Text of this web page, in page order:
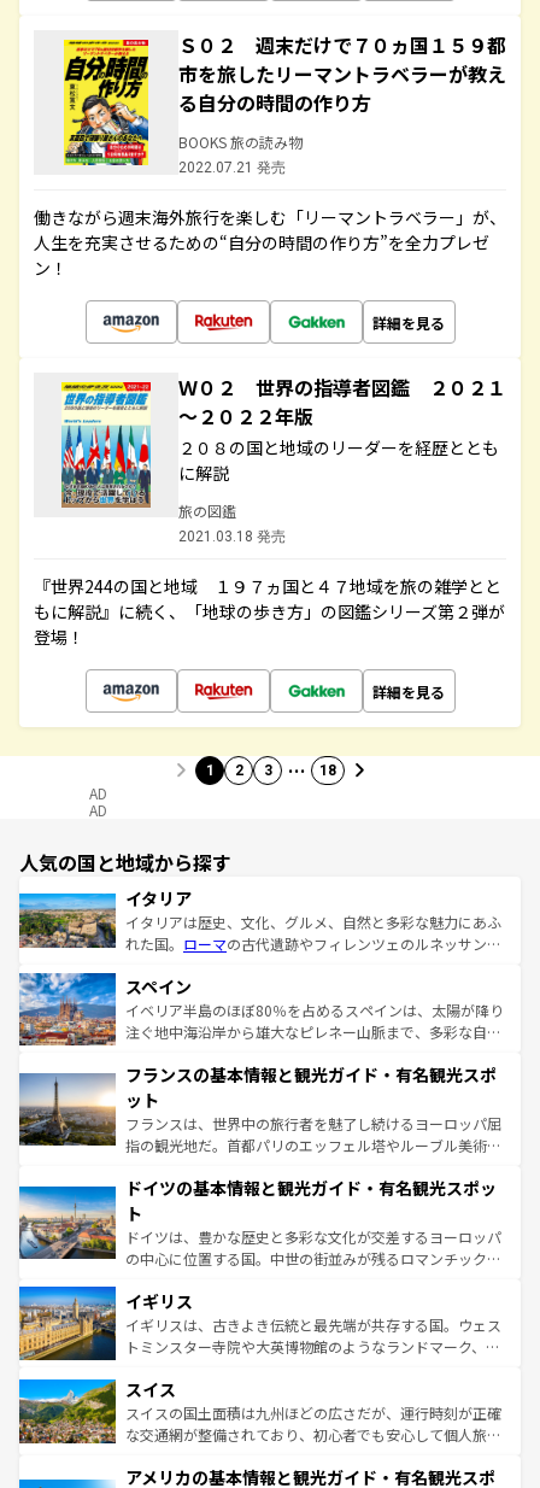
Ｓ０２ 週末だけで７０ヵ国１５９都
市を旅したリーマントラベラーが教え
る自分の時間の作り方
BOOKS 旅の読み物
2022.07.21 発売
働きながら週末海外旅行を楽しむ「リーマントラベラー」が、
人生を充実させるための“自分の時間の作り方”を全力プレゼ
ン！
詳細を見る
Ｗ０２ 世界の指導者図鑑 ２０２１
～２０２２年版
２０８の国と地域のリーダーを経歴ととも
に解説
旅の図鑑
2021.03.18 発売
『世界244の国と地域 １９７ヵ国と４７地域を旅の雑学とと
もに解説』に続く、「地球の歩き方」の図鑑シリーズ第２弾が
登場！
詳細を見る
1 2 3 … 18
AD
AD
人気の国と地域から探す
イタリア
イタリアは歴史、文化、グルメ、自然と多彩な魅力にあふ
れた国。 ローマの古代遺跡やフィレンツェのルネッサンス
ろん、トスカーナの美しい田園風景やアマルフィ海岸の絶
景など、自然景観も見逃せない。観光の合間には、本場の
ピザやパスタなど、絶品のイタリア料理を堪能することも
ませてくれるイタリアで、忘れられない旅をしてみよう！
なお、新着のイタリア情報は
しい。
スペイン
イベリア半島のほぼ80％を占めるスペインは、太陽が降り
注ぐ地中海沿岸から雄大なピレネー山脈まで、多彩な自然
文化が根付くこの国では、情熱的なフラメンコ、熱気あふ
れる闘牛、そして美味しいタパスが生活の一部となってい
る。首都マドリードの洗練された雰囲気や、バルセロナの
アートに溢れた街角から、地方では古代ローマ遺跡や中世
せる。地方によって風土や気候が異なるスペインはその個
ンテンツ一覧 を参照してほしい。
フランスの基本情報と観光ガイド・有名観光スポ
ット
フランスは、世界中の旅行者を魅了し続けるヨーロッパ屈
指の観光地だ。首都パリのエッフェル塔やルーブル美術館
で、幅広い魅力が詰まっている。華麗な宮殿、歴史的な大
聖堂、美しいビーチ、そして豊かな自然が、訪れる者を心
から魅了する。また、フランスは美食の国としても知ら
れ、フランス料理はユネスコ無形文化遺産にも登録されて
香り高いラベンダー畑など、多彩な楽しみ方が可能だ。さ
らに、パリ以外の地域にも魅力が溢れており、どの街角に
も豊かな歴史と文化が息づいている。パリ以外の個性あふ
を参照してほしい。
ドイツの基本情報と観光ガイド・有名観光スポッ
ト
ドイツは、豊かな歴史と多彩な文化が交差するヨーロッパ
の中心に位置する国。中世の街並みが残るロマンチック街
顔を持つこの国は、どこを歩いても飽きることがない。ベ
ルリンの文化的活気、バイエルン州のアルプスの絶景、そ
してライン川沿いのワイン畑といった風景は必見。ビール
は、お酒好きな人にはぜひ体験してほしい。 なお、新着の
ドイツ情報はコンテンツ一覧を参照してほしい。
イギリス
イギリスは、古きよき伝統と最先端が共存する国。ウェス
トミンスター寺院や大英博物館のようなランドマーク、歴
リアごとに異なる魅力がある。また、優雅なアフタヌーン
ティー、ビール好きにはたまらない英国パブ、サッカー観
戦など、本場だからこそできる体験も豊富。イギリスを旅
ンツ一覧を参照してほしい。
スイス
スイスの国土面積は九州ほどの広さだが、運行時刻が正確
な交通網が整備されており、初心者でも安心して個人旅行
の建物がそのまま残る町や、スイスならではのユニークな
アメリカの基本情報と観光ガイド・有名観光スポ